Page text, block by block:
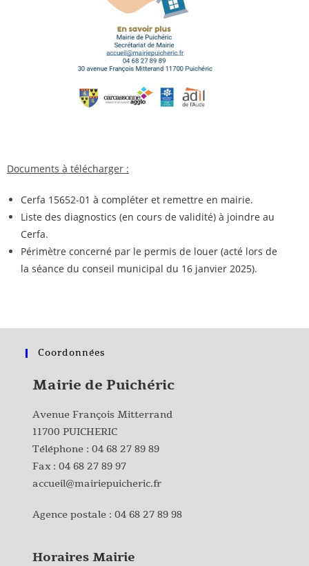
Documents à télécharger :
Cerfa 15652-01 à compléter et remettre en mairie.
Liste des diagnostics (en cours de validité) à joindre au
Cerfa.
Périmètre concerné par le permis de louer (acté lors de
la séance du conseil municipal du 16 janvier 2025).
Coordonnées
Mairie de Puichéric
Avenue François Mitterrand
11700 PUICHERIC
Téléphone :04 68 27 89 89
Fax : 04 68 27 89 97
accueil@mairiepuicheric.fr
Agence postale :04 68 27 89 98
Horaires Mairie